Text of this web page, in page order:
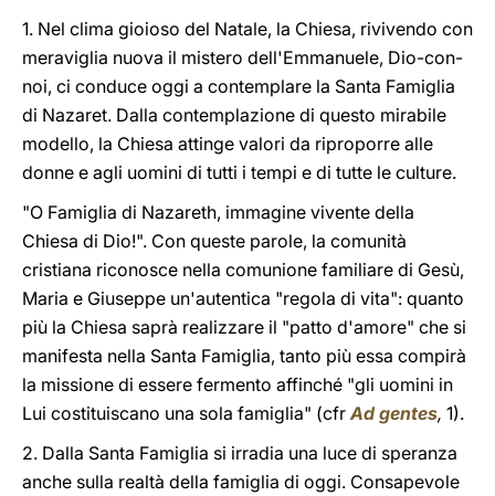
1. Nel clima gioioso del Natale, la Chiesa, rivivendo con
meraviglia nuova il mistero dell'Emmanuele, Dio-con-
noi, ci conduce oggi a contemplare la Santa Famiglia
di Nazaret. Dalla contemplazione di questo mirabile
modello, la Chiesa attinge valori da riproporre alle
donne e agli uomini di tutti i tempi e di tutte le culture.
"O Famiglia di Nazareth, immagine vivente della
Chiesa di Dio!". Con queste parole, la comunità
cristiana riconosce nella comunione familiare di Gesù,
Maria e Giuseppe un'autentica "regola di vita": quanto
più la Chiesa saprà realizzare il "patto d'amore" che si
manifesta nella Santa Famiglia, tanto più essa compirà
la missione di essere fermento affinché "gli uomini in
Lui costituiscano una sola famiglia" (cfrAd gentes, 1).
2. Dalla Santa Famiglia si irradia una luce di speranza
anche sulla realtà della famiglia di oggi. Consapevole